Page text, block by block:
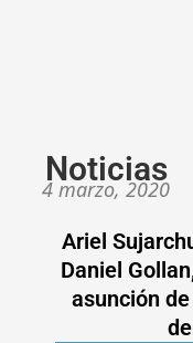
Noticias
4 marzo, 2020
Ariel
Daniel
asunción